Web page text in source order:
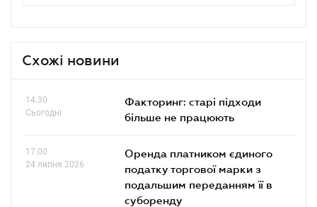
Схожі новини
14.30
Сьогодні
Факторинг: старі підходи
більше не працюють
17.00
24 липня 2026
Оренда платником єдиного
податку торгової марки з
подальшим переданням її в
суборенду